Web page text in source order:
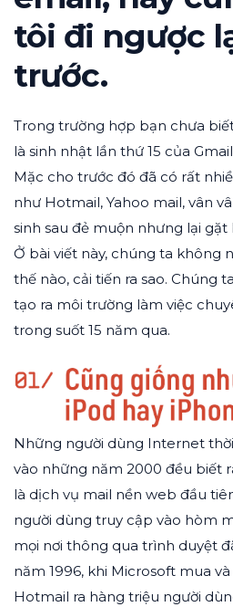
tôi đi ngược
trước.
Trong trường hợp bạn chưa
là sinh nhật lần thứ 15 của
Mặc cho trước đó đã có rất
như Hotmail, Yahoo mail, vân
sinh sau đẻ muộn nhưng lại
Ở bài viết này, chúng ta không
thế nào, cải tiến ra sao. Chúng
tạo ra môi trường làm việc
trong suốt 15 năm qua.
Những người dùng Internet
vào những năm 2000 đều biết
là dịch vụ mail nền web đầu
người dùng truy cập vào hòm
mọi nơi thông qua trình duyệt
năm 1996, khi Microsoft mua
Hotmail ra hàng triệu người